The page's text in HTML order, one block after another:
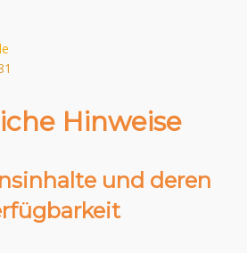
Hinweise
und deren